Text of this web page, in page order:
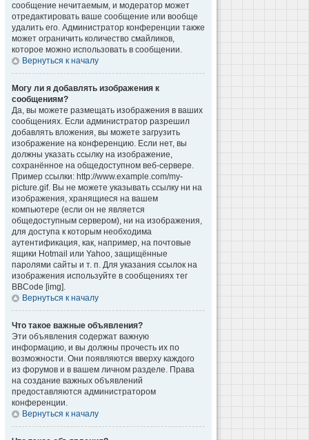
сообщение нечитаемым, и модератор может
отредактировать ваше сообщение или вообще
удалить его. Администратор конференции также
может ограничить количество смайликов,
которое можно использовать в сообщении.
Вернуться к началу
Могу ли я добавлять изображения к
сообщениям?
Да, вы можете размещать изображения в ваших
сообщениях. Если администратор разрешил
добавлять вложения, вы можете загрузить
изображение на конференцию. Если нет, вы
должны указать ссылку на изображение,
сохранённое на общедоступном веб-сервере.
Пример ссылки: http://www.example.com/my-
picture.gif. Вы не можете указывать ссылку ни на
изображения, хранящиеся на вашем
компьютере (если он не является
общедоступным сервером), ни на изображения,
для доступа к которым необходима
аутентификация, как, например, на почтовые
ящики Hotmail или Yahoo, защищённые
паролями сайты и т. п. Для указания ссылок на
изображения используйте в сообщениях тег
BBCode [img].
Вернуться к началу
Что такое важные объявления?
Эти объявления содержат важную
информацию, и вы должны прочесть их по
возможности. Они появляются вверху каждого
из форумов и в вашем личном разделе. Права
на создание важных объявлений
предоставляются администратором
конференции.
Вернуться к началу